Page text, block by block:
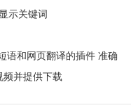
示关键词
语和网页翻译的插件 准确
并提供下载